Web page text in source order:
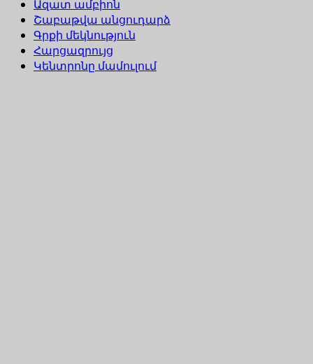
Ազատ ամբիոն
Շաբաթվա անցուդարձ
Գրքի մեկնություն
Հարցազրույց
Կենտրոնը մամուլում